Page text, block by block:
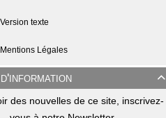
Version texte
Mentions Légales

des nouvelles de ce site, inscrivez-